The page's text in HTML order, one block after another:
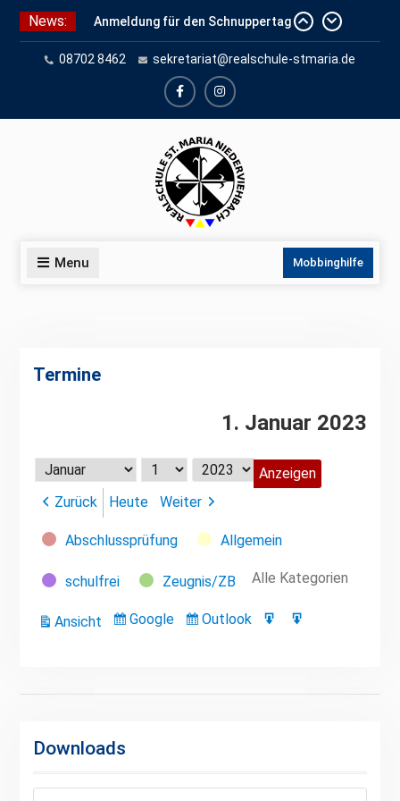
Skip
content
News:
Anmeldung für den Schnuppertag
und Anmeldeunterlagen
Schuleinschreibung 2026
Schnuppertag 2026
08702 8462 sekretariat@realschule-stmaria.de
facebookinstagram
Menu Mobbinghilfe
Termine
1. Januar 2023
Monat
Tag
Jahr
Zurück
Heute
Weiter
Kategorien
Abschlussprüfung Allgemein
schulfrei Zeugnis/ZB Alle Kategorien
Ansicht ausdrucken
Eintragen
Google
Eintragen
Outlook
Google-
Downloads